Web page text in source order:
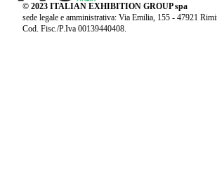
© 2023 ITALIAN EXHIBITION GROUP spa
sede legale e amministrativa: Via Emilia, 155 - 47921
Cod. Fisc./P.Iva 00139440408.